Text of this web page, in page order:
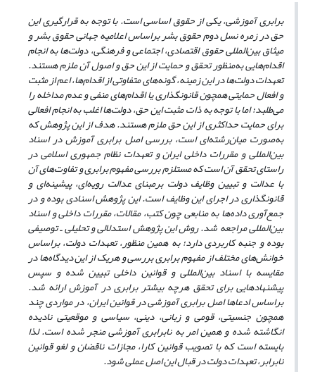
برابریآموزشی، یکی از حقوق اساسی است. با توجه به قرارگیری این
حق در زمره‌ نسل دوم حقوق بشر براساس اعلامیه‌ جهانی حقوق بشر و
میثاق بین‌المللی حقوق اقتصادی، اجتماعی و فرهنگی، دولت‌ها به انجام
اقدام‌هایی بهمنظور تحقق و حمایت از این حق و اصول آن ملزم هستند.
تعهدات دولت‌ها در این زمینه، گونه‌های متفاوتی از اقدام‌ها، اعم از مثبت
وافعال حمایتی همچون قانونگذاری یا اقدام‌های منفی و عدم مداخله را
می‌طلبد؛ اما با توجه به ذات مثبت این حق، دولت‌ها اغلب به انجام افعالی
برای حمایت حداکثری ازاینحق ملزم هستند.هدف از این پژوهشکه
به‌صورت میان‌رشته‌ای است، بررسی اصل برابری آموزش در اسناد
بین‌المللی و مقررات داخلی ایران و تعهدات نظام جمهوری اسلامی در
راستای تحقق آن است که مستلزم بررسی مفهوم برابری و تفاوت‌های آن
با عدالت و تبیین وظایف دولت برمبنای عدالت رویه‌ای، پیشینه‌ای و
قانونگذاری در اجرای این وظایف است. این پژوهش اسنادی بوده و در
جمع‌آوری داده‌ها به منابعی چون کتب، مقالات، مقررات داخلی و اسناد
بین‌المللی مراجعه شد. روش این پژوهشاستدلالی و تحلیلی ـ توصیفی
بوده و جنبه‌ کاربردی دارد؛به همین منظور، تعهدات دولت، براساس
خوانش‌های مختلف از مفهوم برابری بررسیوهریک از این دیدگاه‌ها در
مقایسه بااسناد بین‌المللی و قوانین داخلی تبیین شده و سپس
پیشنهادهاییبرای تحقق هرچه بیشتر برابری در آموزش ارائه شد.
براساس ادعاهااصل برابری آموزشی در قوانین ایران، در مواردیچند
همچون جنسیتی، قومی و زبانی، دینی، سیاسی و موقعیتی نادیده
انگاشته شده و همین امر به نابرابری آموزشی منجر شده است. لذا
بایسته است که با تصویب قوانین کارا، مجازات ناقضان و لغو قوانین
نابرابر، تعهدات دولت در قبال این اصل عملی شود.